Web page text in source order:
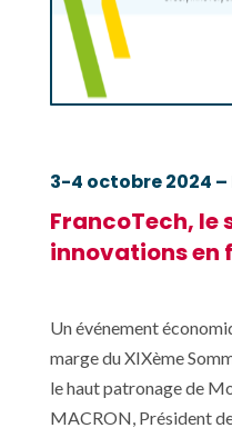
3-4 octobre 2024 –
FrancoTech, le
innovations en
Un événement
marge du XIXème
le haut patronage de
MACRON, Président